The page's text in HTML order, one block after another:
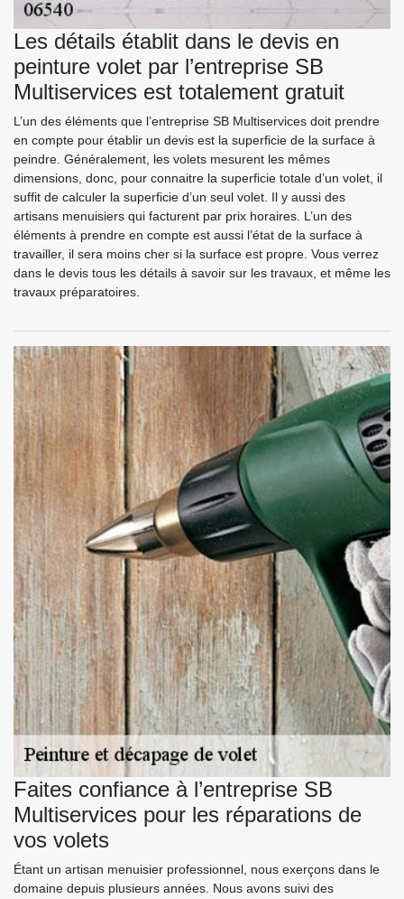
Les détails établit dans le devis en
peinture volet par l’entreprise SB
Multiservices est totalement gratuit
L’un des éléments que l’entreprise SB Multiservices doit prendre
en compte pour établir un devis est la superficie de la surface à
peindre. Généralement, les volets mesurent les mêmes
dimensions, donc, pour connaitre la superficie totale d’un volet, il
suffit de calculer la superficie d’un seul volet. Il y aussi des
artisans menuisiers qui facturent par prix horaires. L’un des
éléments à prendre en compte est aussi l’état de la surface à
travailler, il sera moins cher si la surface est propre. Vous verrez
dans le devis tous les détails à savoir sur les travaux, et même les
travaux préparatoires.
Faites confiance à l’entreprise SB
Multiservices pour les réparations de
vos volets
Étant un artisan menuisier professionnel, nous exerçons dans le
domaine depuis plusieurs années. Nous avons suivi des